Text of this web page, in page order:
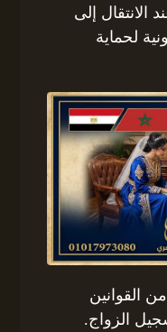
الانتقال إلى
لحماية
القوانين
الزواج.